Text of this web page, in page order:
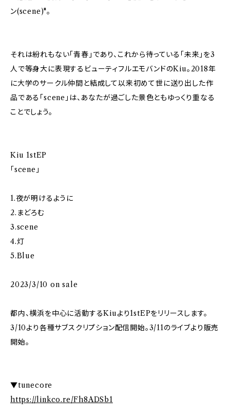
ン(scene)"。
それは紛れもない「青春」であり、これから待っている「未来」を3
人で等身大に表現するビューティフルエモバンドのKiu。2018年
に大学のサークル仲間と結成して以来初めて世に送り出した作
品である「scene」は、あなたが過ごした景色ともゆっくり重なる
ことでしょう。
Kiu 1stEP
「scene」
1.夜が明けるように
2.まどろむ
3.scene
4.灯
5.Blue
2023/3/10 on sale
都内、横浜を中心に活動するKiuより1stEPをリリースします。
3/10より各種サブスクリプション配信開始。3/11のライブより販売
開始。
▼tunecore
https://linkco.re/Fh8ADSb1